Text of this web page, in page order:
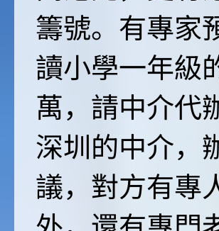
籌號。有專
讀小學一年級
萬，請中介代
深圳的中介，
議，對方有專